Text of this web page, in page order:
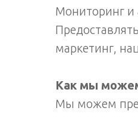
Мониторинг и
маркетинг,
Как мы
Мы можем